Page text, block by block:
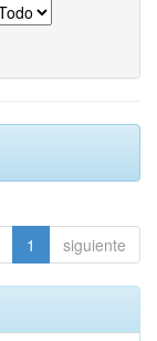
1 siguiente